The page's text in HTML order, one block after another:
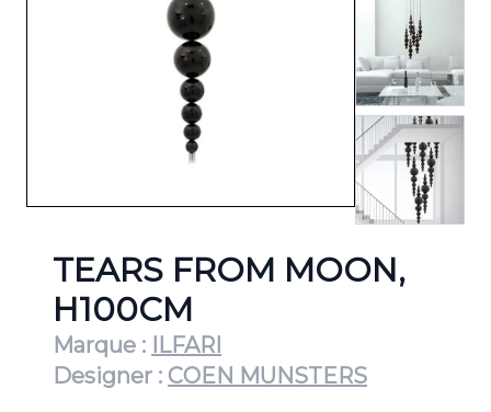
View
View
TEARS FROM MOON,
H100CM
Marque :
ILFARI
Designer : COEN MUNSTERS